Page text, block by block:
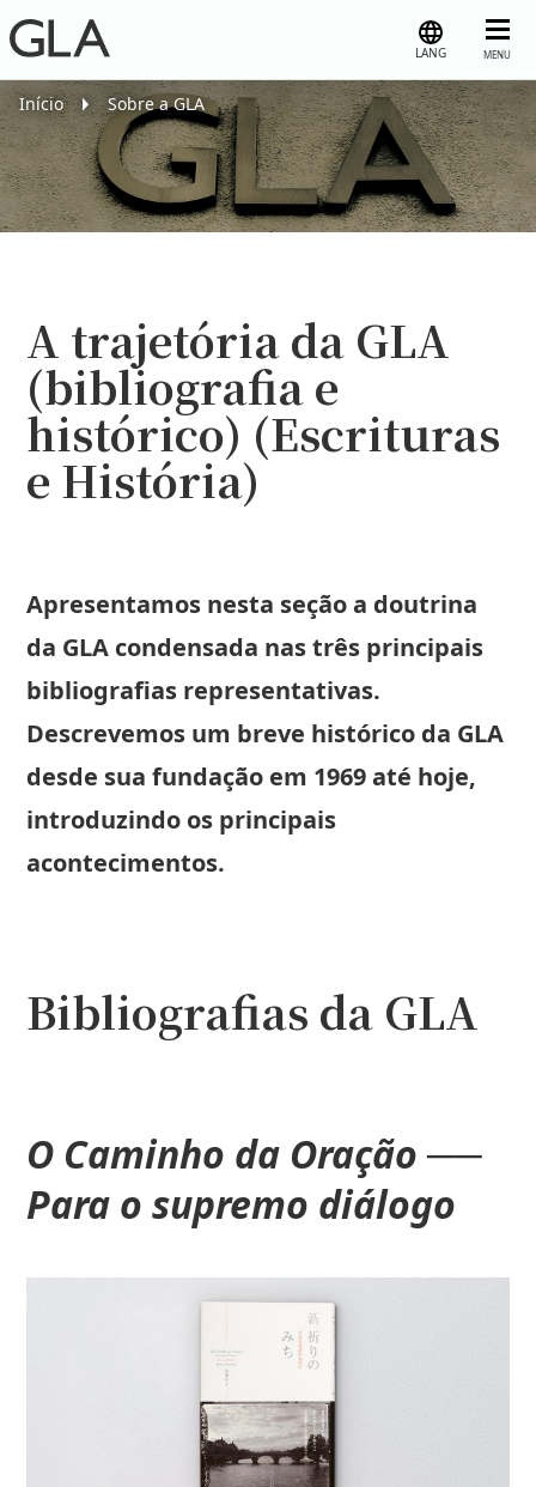
MENU
LANG
Início Sobre a GLA
A trajetória da GLA
(bibliografia e
histórico) (Escrituras
e História)
Apresentamos nesta seção a doutrina
da GLA condensada nas três principais
bibliografias representativas.
Descrevemos um breve histórico da GLA
desde sua fundação em 1969 até hoje,
introduzindo os principais
acontecimentos.
Bibliografias da GLA
O Caminho da Oração ──
Para o supremo diálogo